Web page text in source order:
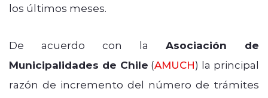
los últimos meses.
De acuerdo con la Asociación de
Municipalidades de Chile (AMUCH) la principal
razón de incremento del número de trámites